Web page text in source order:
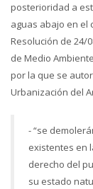
posterioridad a
aguas abajo en el
Resolución de 24/
de Medio
por la que se
Urbanización del
- “se
existentes en
derecho del
su estado